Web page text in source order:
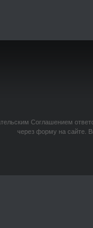
Соглашением
через форму на сайте.